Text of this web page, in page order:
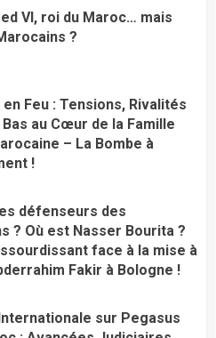
VI, roi du Maroc… mais
?
en Feu : Tensions, Rivalités
au Cœur de la Famille
– La Bombe à
!
défenseurs des
? Où est Nasser Bourita ?
face à la mise à
Fakir à Bologne !
sur Pegasus